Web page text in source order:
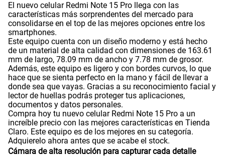
Sistema operativo Android 15
Procesador MTK D7400 Ultra
Tamaño de Pantalla 6.83"
WiFI Si
El nuevo celular Redmi Note 15 Pro llega con las
características más sorprendentes del mercado para
consolidarse en el top de las mejores opciones entre los
smartphones.
Este equipo cuenta con un diseño moderno y está hecho
de un material de alta calidad con dimensiones de 163.61
mm de largo, 78.09 mm de ancho y 7.78 mm de grosor.
Además, este equipo es ligero y con bordes curvos, lo que
hace que se sienta perfecto en la mano y fácil de llevar a
donde sea que vayas. Gracias a su reconocimiento facial y
lector de huellas podrás proteger tus aplicaciones,
documentos y datos personales.
Compra hoy tu nuevo celular Redmi Note 15 Pro a un
increíble precio con las mejores características en Tienda
Claro. Este equipo es de los mejores en su categoría.
Adquierelo ahora antes que se acabe el stock.
Cámara de alta resolución para capturar cada detalle